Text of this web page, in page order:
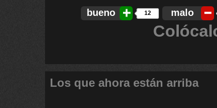
bueno 12 malo
Los que ahora están arriba